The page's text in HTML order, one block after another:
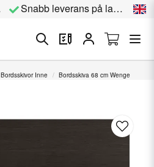
Snabb leverans på lagervara
Bordsskivor Inne Bordsskiva 68 cm Wenge